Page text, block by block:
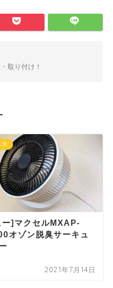
取り付け！
夫
ー]マクセルMXAP-
オゾン脱臭サーキュ
2021年7月14日